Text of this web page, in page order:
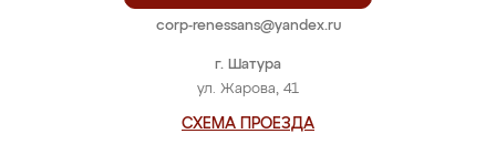
г. Шатура
ул. Жарова, 41
СХЕМА ПРОЕЗДА
corp-renessans@yandex.ru